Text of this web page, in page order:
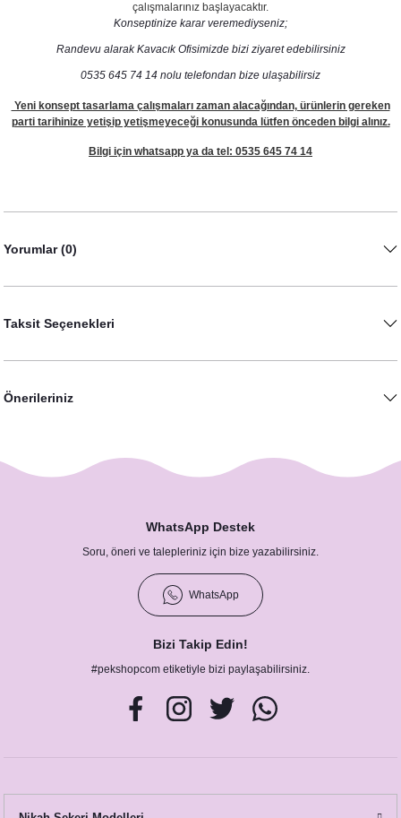
çalışmalarınız başlayacaktır.
Konseptinize karar veremediyseniz;
Randevu alarak Kavacık Ofisimizde bizi ziyaret edebilirsiniz
0535 645 74 14 nolu telefondan bize ulaşabilirsiz
Yeni konsept tasarlama çalışmaları zaman alacağından, ürünlerin gereken
parti tarihinize yetişip yetişmeyeceği konusunda lütfen önceden bilgi alınız.
Bilgi için whatsapp ya da tel: 0535 645 74 14
Yorumlar (0)
Taksit Seçenekleri
Önerileriniz
WhatsApp Destek
Soru, öneri ve talepleriniz için bize yazabilirsiniz.
WhatsApp
Bizi Takip Edin!
#pekshopcom etiketiyle bizi paylaşabilirsiniz.